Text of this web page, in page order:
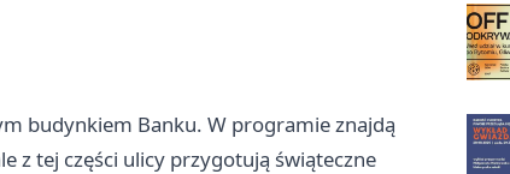
budynkiem Banku. W programie znajdą
z tej części ulicy przygotują świąteczne